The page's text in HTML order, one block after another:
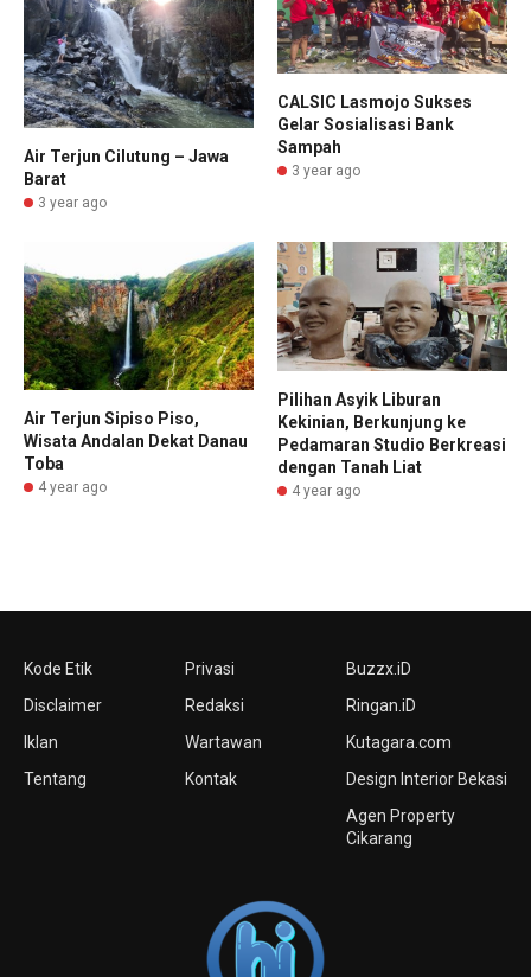
Air Terjun Cilutung – Jawa
Barat
3 year ago
CALSIC Lasmojo Sukses
Gelar Sosialisasi Bank
Sampah
3 year ago
Air Terjun Sipiso Piso,
Wisata Andalan Dekat Danau
Toba
4 year ago
Pilihan Asyik Liburan
Kekinian, Berkunjung ke
Pedamaran Studio Berkreasi
dengan Tanah Liat
4 year ago
Kode Etik
Disclaimer
Iklan
Tentang
Privasi
Redaksi
Wartawan
Kontak
Buzzx.iD
Ringan.iD
Kutagara.com
Design Interior Bekasi
Agen Property
Cikarang